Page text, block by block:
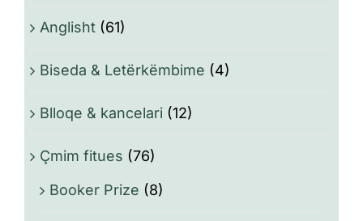
Anglisht (61)
Biseda & Letërkëmbime (4)
Blloqe & kancelari (12)
Çmim fitues (76)
Booker Prize (8)